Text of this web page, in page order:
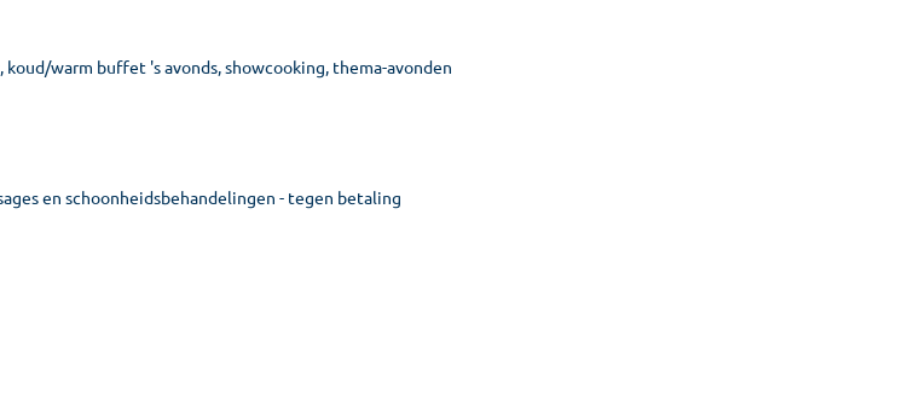
warm buffet 's avonds, showcooking, thema-avonden
en schoonheidsbehandelingen - tegen betaling